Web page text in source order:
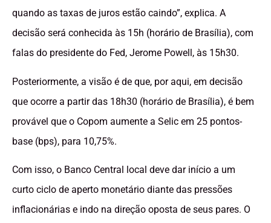
quando as taxas de juros estão caindo”, explica. A
decisão será conhecida às 15h (horário de Brasília), com
falas do presidente do Fed, Jerome Powell, às 15h30.
Posteriormente, a visão é de que, por aqui, em decisão
que ocorre a partir das 18h30 (horário de Brasília), é bem
provável que o Copom aumente a Selic em 25 pontos-
base (bps), para 10,75%.
Com isso, o Banco Central local deve dar início a um
curto ciclo de aperto monetário diante das pressões
inflacionárias e indo na direção oposta de seus pares. O